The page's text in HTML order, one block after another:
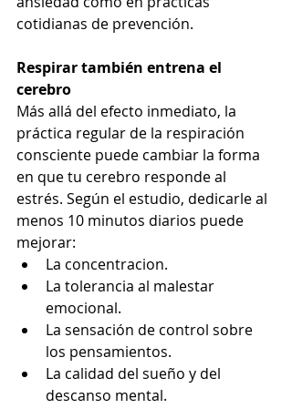
cotidianas de prevención.
Respirar también entrena el
cerebro
Más allá del efecto inmediato, la
práctica regular de la respiración
consciente puede cambiar la forma
en que tu cerebro responde al
estrés. Según el estudio, dedicarle al
menos 10 minutos diarios puede
mejorar:
La concentracion.
La tolerancia al malestar
emocional.
La sensación de control sobre
los pensamientos.
La calidad del sueño y del
descanso mental.